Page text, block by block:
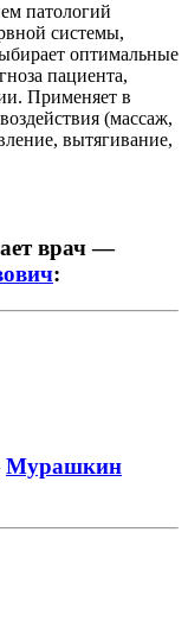
патологий
системы,
оптимальные
пациента,
Применяет в
(массаж,
вытягивание,
врач —
:
Мурашкин